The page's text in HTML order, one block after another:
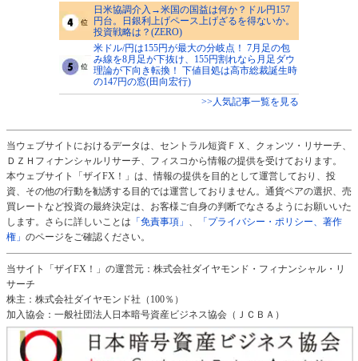
日米協調介入→米国の国益は何か？ドル円157
円台。日銀利上げペース上げざるを得ないか。
投資戦略は？(ZERO)
米ドル/円は155円が最大の分岐点！ 7月足の包
み線を8月足が下抜け、155円割れなら月足ダウ
理論が下向き転換！ 下値目処は高市総裁誕生時
の147円の窓(田向宏行)
>>人気記事一覧を見る
当ウェブサイトにおけるデータは、セントラル短資ＦＸ、クォンツ・リサーチ、
ＤＺＨフィナンシャルリサーチ、フィスコから情報の提供を受けております。
本ウェブサイト「ザイFX！」は、情報の提供を目的として運営しており、投
資、その他の行動を勧誘する目的では運営しておりません。通貨ペアの選択、売
買レートなど投資の最終決定は、お客様ご自身の判断でなさるようにお願いいた
します。さらに詳しいことは 「免責事項」 、
「プライバシー・ポリシー、著作
権」 のページをご確認ください。
当サイト「ザイFX！」の運営元：株式会社ダイヤモンド・フィナンシャル・リ
サーチ
株主：株式会社ダイヤモンド社（100％）
加入協会：一般社団法人日本暗号資産ビジネス協会（ＪＣＢＡ）